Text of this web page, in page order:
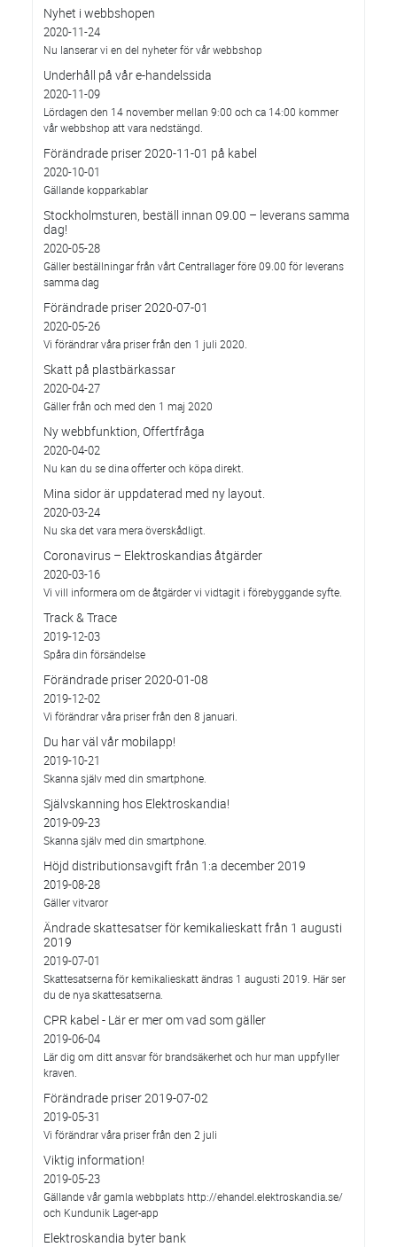
Nyhet i webbshopen
2020-11-24
Nu lanserar vi en del nyheter för vår webbshop
Underhåll på vår e-handelssida
2020-11-09
Lördagen den 14 november mellan 9:00 och ca 14:00 kommer
vår webbshop att vara nedstängd.
Förändrade priser 2020-11-01 på kabel
2020-10-01
Gällande kopparkablar
Stockholmsturen, beställ innan 09.00 – leverans samma
dag!
2020-05-28
Gäller beställningar från vårt Centrallager före 09.00 för leverans
samma dag
Förändrade priser 2020-07-01
2020-05-26
Vi förändrar våra priser från den 1 juli 2020.
Skatt på plastbärkassar
2020-04-27
Gäller från och med den 1 maj 2020
Ny webbfunktion, Offertfråga
2020-04-02
Nu kan du se dina offerter och köpa direkt.
Mina sidor är uppdaterad med ny layout.
2020-03-24
Nu ska det vara mera överskådligt.
Coronavirus – Elektroskandias åtgärder
2020-03-16
Vi vill informera om de åtgärder vi vidtagit i förebyggande syfte.
Track & Trace
2019-12-03
Spåra din försändelse
Förändrade priser 2020-01-08
2019-12-02
Vi förändrar våra priser från den 8 januari.
Du har väl vår mobilapp!
2019-10-21
Skanna själv med din smartphone.
Självskanning hos Elektroskandia!
2019-09-23
Skanna själv med din smartphone.
Höjd distributionsavgift från 1:a december 2019
2019-08-28
Gäller vitvaror
Ändrade skattesatser för kemikalieskatt från 1 augusti
2019
2019-07-01
Skattesatserna för kemikalieskatt ändras 1 augusti 2019. Här ser
du de nya skattesatserna.
CPR kabel - Lär er mer om vad som gäller
2019-06-04
Lär dig om ditt ansvar för brandsäkerhet och hur man uppfyller
kraven.
Förändrade priser 2019-07-02
2019-05-31
Vi förändrar våra priser från den 2 juli
Viktig information!
2019-05-23
Gällande vår gamla webbplats http://ehandel.elektroskandia.se/
och Kundunik Lager-app
Elektroskandia byter bank